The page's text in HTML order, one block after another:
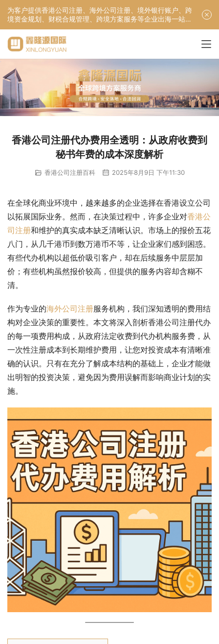
为客户提供香港公司注册、海外公司注册、境外银行账户、跨
境资金规划、财税合规管理、跨境方案服务等企业出海一站式
服务！
香港公司注册代办费用全透明：从政府收费到
秘书年费的成本深度解析
香港公司注册百科 2025年8月9日 下午11:30
在全球化商业环境中，越来越多的企业选择在香港设立公司
以拓展国际业务。然而，在决策过程中，许多企业对香港公
司注册和维护的真实成本缺乏清晰认识。市场上的报价五花
八门，从几千港币到数万港币不等，让企业家们感到困惑。
有些代办机构以超低价吸引客户，却在后续服务中层层加
价；有些机构虽然报价较高，但提供的服务内容却含糊不
清。
作为专业的海外公司注册服务机构，我们深知透明的费用结
构对企业决策的重要性。本文将深入剖析香港公司注册代办
的每一项费用构成，从政府法定收费到代办机构服务费，从
一次性注册成本到长期维护费用，让您对投资成本有清晰准
确的认识。只有在充分了解成本结构的基础上，企业才能做
出明智的投资决策，避免因为费用误解而影响商业计划的实
施。